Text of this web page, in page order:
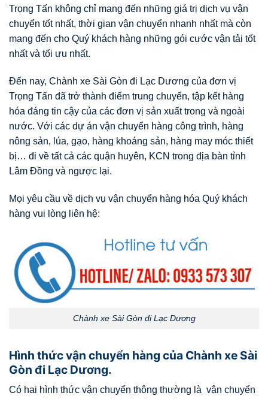
Trọng Tấn không chỉ mang đến những giá trị dịch vụ vận
chuyển tốt nhất, thời gian vận chuyển nhanh nhất mà còn
mang đến cho Quý khách hàng những gói cước vận tải tốt
nhất và tối ưu nhất.
Đến nay, Chành xe Sài Gòn đi Lạc Dương của đơn vị
Trọng Tấn đã trở thành điểm trung chuyển, tập kết hàng
hóa đáng tin cậy của các đơn vị sản xuất trong và ngoài
nước. Với các dự án vận chuyển hàng công trình, hàng
nông sản, lúa, gạo, hàng khoáng sản, hàng may móc thiết
bị… đi về tất cả các quận huyên, KCN trong địa bàn tỉnh
Lâm Đồng và ngược lại.
Mọi yêu cầu về dịch vụ vận chuyển hàng hóa Quý khách
hàng vui lòng liên hệ:
Chành xe Sài Gòn đi Lạc Dương
Hình thức vận chuyển hàng của Chành xe Sài
Gòn đi Lạc Dương.
Có hai hình thức vận chuyển thông thường là vận chuyển